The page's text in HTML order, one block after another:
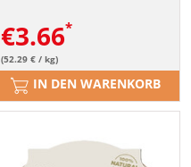
€3.66
(52.29 € / kg)
IN DEN WARENKORB